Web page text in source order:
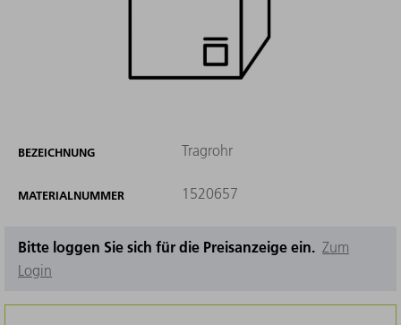
BEZEICHNUNG Tragrohr
MATERIALNUMMER 1520657
Bitte loggen Sie sich für die Preisanzeige ein. Zum
Login